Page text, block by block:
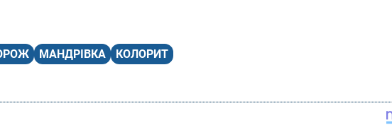
МАНДРІВКА КОЛОРИТ